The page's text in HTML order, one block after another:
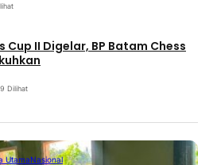
Cup II Digelar, BP Batam Chess
Dilihat
UtamaNasional